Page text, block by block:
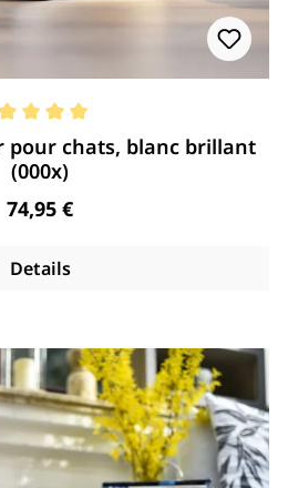
étoiles
pour chats, blanc brillant
(000x)
Regulärer Preis:
74,95 €
Details